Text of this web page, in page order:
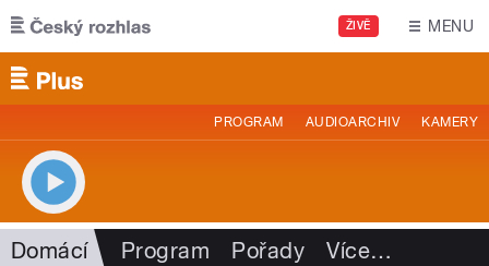
Přejít k hlavnímu obsahu
ŽIVĚ MENU
PROGRAM AUDIOARCHIV KAMERY
Domácí Program Pořady Více…